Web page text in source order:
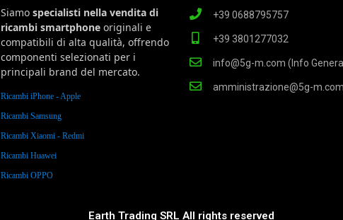
Siamospecialisti nella vendita di
ricambi smartphone originali e
compatibili di alta qualità, offrendo
componenti selezionati per i
principali brand del mercato.
Ricambi iPhone - Apple
Ricambi Samsung
Ricambi Xiaomi - Redmi
Ricambi Huawei
Ricambi OPPO
+39 0688795757
+39 3801277032
info@5g-m.com (Info
amministrazione@5g-m.com
Earth Trading SRL All rights reserved